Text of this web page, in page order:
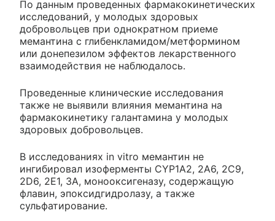
По данным проведенных фармакокинетических
исследований, у молодых здоровых
добровольцев при однократном приеме
мемантина с глибенкламидом/метформином
или донепезилом эффектов лекарственного
взаимодействия не наблюдалось.
Проведенные клинические исследования
также не выявили влияния мемантина на
фармакокинетику галантамина у молодых
здоровых добровольцев.
В исследованиях in vitro мемантин не
ингибировал изоферменты CYP1A2, 2A6, 2C9,
2D6, 2E1, 3A, монооксигеназу, содержащую
флавин, эпоксидгидролазу, а также
сульфатирование.